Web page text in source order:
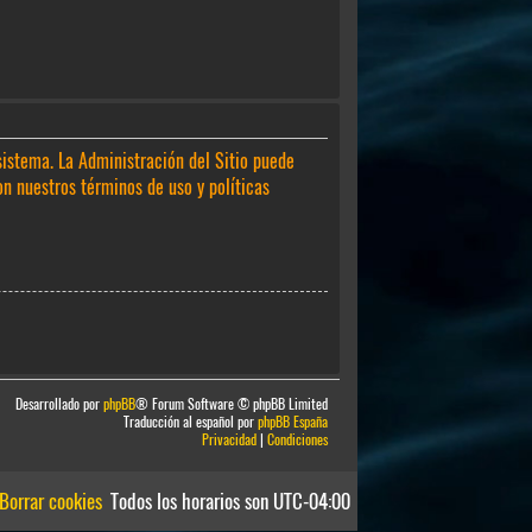
La Administración del Sitio puede
nuestros términos de uso y políticas
Desarrollado porphpBB® Forum Software © phpBB Limited
Traducción al español porphpBB España
Privacidad| Condiciones
Todos los horarios son UTC-04:00
Borrar cookies